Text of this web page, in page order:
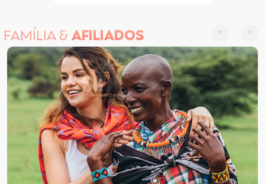
FAMÍLIA &AFILIADOS